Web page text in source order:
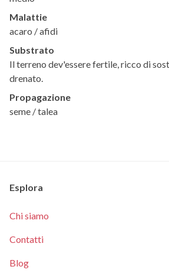
Malattie
acaro / afidi
Substrato
Il terreno dev'essere fertile, ricco di
drenato.
Propagazione
seme / talea
Esplora
Chi siamo
Contatti
Blog